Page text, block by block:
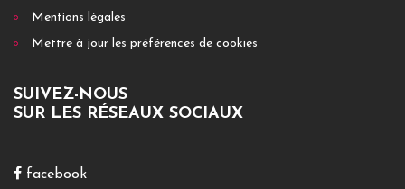
Mentions légales
Mettre à jour les préférences de cookies
SUIVEZ-NOUS
SUR LES RÉSEAUX SOCIAUX
facebook